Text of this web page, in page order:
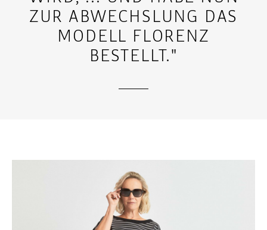
UR ABWECHSLUNG DAS M
ODELL FLORENZ B
ESTELLT."